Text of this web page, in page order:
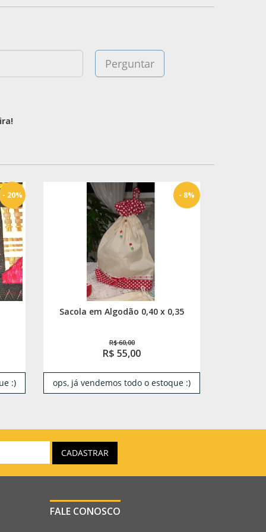
- 20%
:)
Sacola em Algodão 0,40 x 0,35
R$ 60,00
R$ 55,00
- 8%
ops, já vendemos todo o estoque :)
FALE CONOSCO